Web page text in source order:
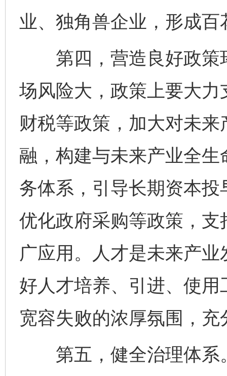
业、独角兽企业，形成
第四，营造良好政策
场风险大，政策上要大
财税等政策，加大对未
融，构建与未来产业全
务体系，引导长期资本
优化政府采购等政策，
广应用。人才是未来产
好人才培养、引进、使
宽容失败的浓厚氛围，
第五，健全治理体系